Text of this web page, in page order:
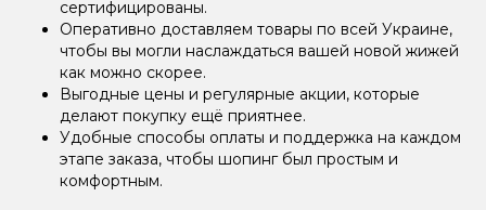
сертифицированы.
Оперативно доставляем товары по всей Украине,
чтобы вы могли наслаждаться вашей новой жижей
как можно скорее.
Выгодные цены и регулярные акции, которые
делают покупку ещё приятнее.
Удобные способы оплаты и поддержка на каждом
этапе заказа, чтобы шопинг был простым и
комфортным.